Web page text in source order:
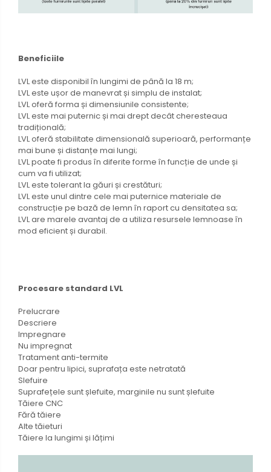
Beneficiile
LVL este disponibil în lungimi de până la 18 m;
LVL este ușor de manevrat și simplu de instalat;
LVL oferă forma și dimensiunile consistente;
LVL este mai puternic și mai drept decât cheresteaua
tradițională;
LVL oferă stabilitate dimensională superioară, performanțe
mai bune și distanțe mai lungi;
LVL poate fi produs în diferite forme în funcție de unde și
cum va fi utilizat;
LVL este tolerant la găuri și crestături;
LVL este unul dintre cele mai puternice materiale de
construcție pe bază de lemn în raport cu densitatea sa;
LVL are marele avantaj de a utiliza resursele lemnoase în
mod eficient și durabil.
Procesare standard LVL
Prelucrare
Descriere
Impregnare
Nu impregnat
Tratament anti-termite
Doar pentru lipici, suprafața este netratată
Slefuire
Suprafețele sunt șlefuite, marginile nu sunt șlefuite
Tăiere CNC
Fără tăiere
Alte tăieturi
Tăiere la lungimi și lățimi